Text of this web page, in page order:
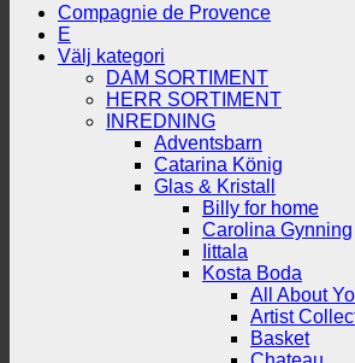
Compagnie de Provence
E
Välj kategori
DAM SORTIMENT
HERR SORTIMENT
INREDNING
Adventsbarn
Catarina König
Glas & Kristall
Billy for home
Carolina Gynning
Iittala
Kosta Boda
All About
Artist
Basket